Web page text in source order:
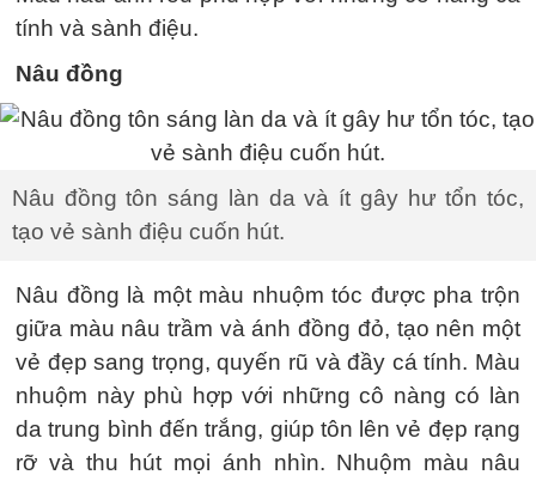
tính và sành điệu.
Nâu đồng
Nâu đồng tôn sáng làn da và ít gây hư tổn tóc,
tạo vẻ sành điệu cuốn hút.
Nâu đồng là một màu nhuộm tóc được pha trộn
giữa màu nâu trầm và ánh đồng đỏ, tạo nên một
vẻ đẹp sang trọng, quyến rũ và đầy cá tính. Màu
nhuộm này phù hợp với những cô nàng có làn
da trung bình đến trắng, giúp tôn lên vẻ đẹp rạng
rỡ và thu hút mọi ánh nhìn. Nhuộm màu nâu